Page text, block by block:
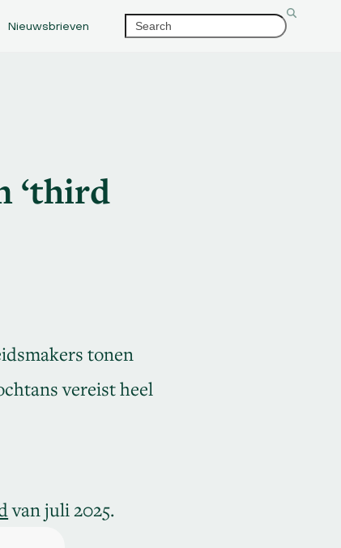
Nieuwsbrieven
Search
‘third
tonen
vereist heel
van juli 2025.